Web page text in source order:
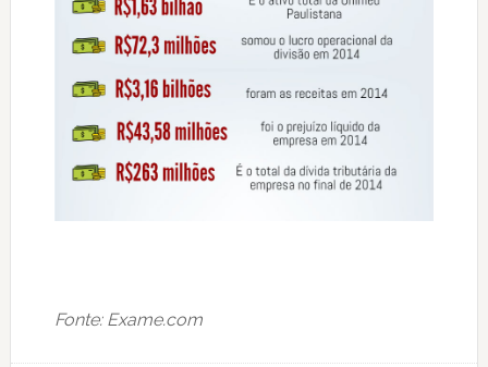
Fonte: Exame.com